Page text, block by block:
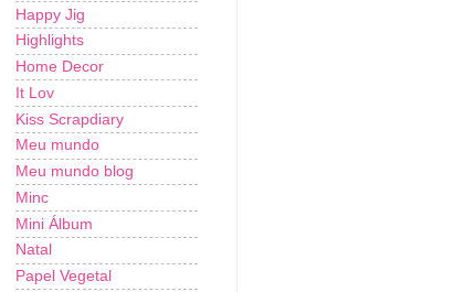
Happy Jig
Highlights
Home Decor
It Lov
Kiss Scrapdiary
Meu mundo
Meu mundo blog
Minc
Mini Álbum
Natal
Papel Vegetal